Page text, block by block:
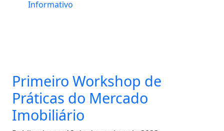
Informativo
Primeiro Workshop de
Práticas do Mercado
Imobiliário